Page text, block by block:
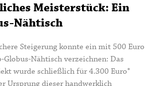
Meisterstück: Ein
Nähtisch
Steigerung konnte ein mit 500 Euro
Globus-Nähtisch verzeichnen: Das
wurde schließlich für 4.300 Euro*
Ursprung dieser handwerklich